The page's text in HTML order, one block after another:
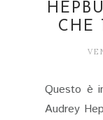
CHE
Questo è
Audrey